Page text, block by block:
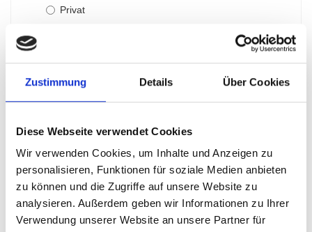
Zustimmung Details Über Cookies
Diese Webseite verwendet Cookies
Wir verwenden Cookies, um Inhalte und Anzeigen zu
personalisieren, Funktionen für soziale Medien anbieten
zu können und die Zugriffe auf unsere Website zu
analysieren. Außerdem geben wir Informationen zu Ihrer
Verwendung unserer Website an unsere Partner für
Privat
Bitte beachten Sie, dass wir im
ausschließlich
die
Rechtsgebiet
Rechtsgebiet
Mietrecht
Zivilrecht